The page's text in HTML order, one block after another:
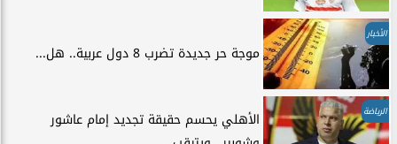
الأخبار
موجة حر جديدة تضرب 8 دول عربية.. هل...
الرياضة
الأهلي يحسم حقيقة تجديد إمام عاشور